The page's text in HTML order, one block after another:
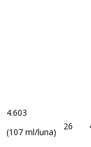
4.603
(107 ml/luna)
26